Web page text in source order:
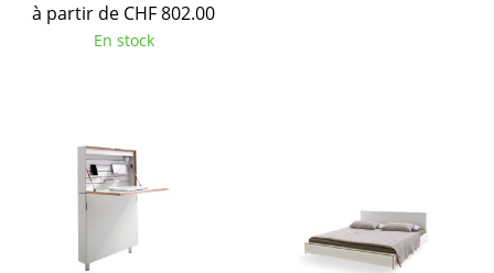
Tables de repas
Bureaux & Secrétaires
Secrétaires & Tables PC
Tables de conférence et Pupitres
à partir de CHF 802.00
En stock